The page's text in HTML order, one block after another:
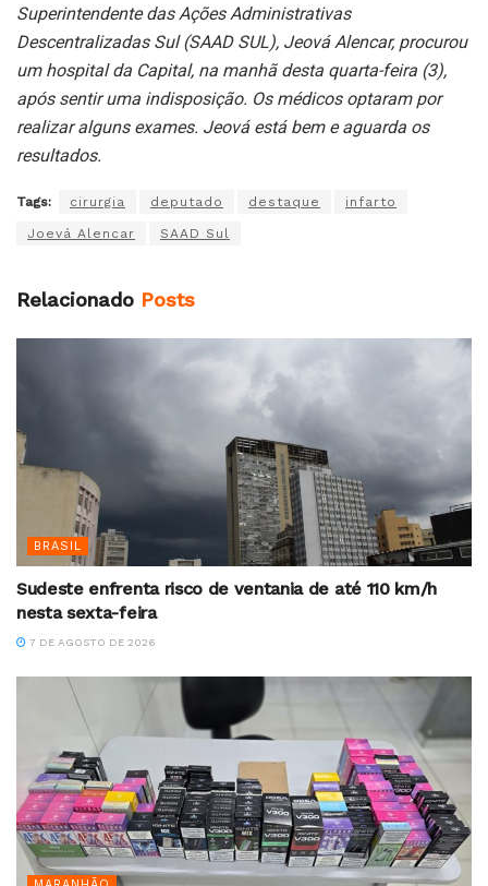
Superintendente das Ações Administrativas
Descentralizadas Sul (SAAD SUL), Jeová Alencar, procurou
um hospital da Capital, na manhã desta quarta-feira (3),
após sentir uma indisposição. Os médicos optaram por
realizar alguns exames. Jeová está bem e aguarda os
resultados.
Tags: cirurgia deputado destaque infarto
Joevá Alencar SAAD Sul
Relacionado Posts
BRASIL
Sudeste enfrenta risco de ventania de até 110 km/h
nesta sexta-feira
7 DE AGOSTO DE 2026